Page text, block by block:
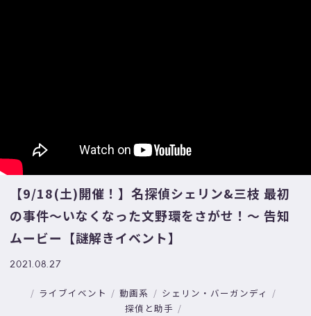
【9/18(土)開催！】名探偵シェリン&三枝 最初
の事件〜いなくなった文野環をさがせ！〜 告知
ムービー【謎解きイベント】
2021.08.27
ライブイベント 動画系
シェリン・バーガンディ
探偵と助手